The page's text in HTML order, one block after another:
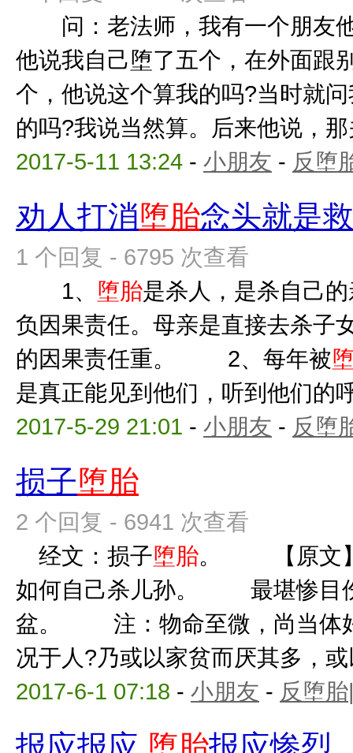
问：老法师，我有一个朋友
他说我自己堕了五个，在外面跟
个，他说这个算我的吗?当时就
的吗?我说当然算。后来他说，
2017-5-11 13:24 - 小朋友 - 反堕
劝人打消堕胎念头就是
1 个回复 - 6795 次查看
1、 堕胎是杀人，是杀自己
负因果责任。母亲是直接去杀子
的因果责任重。 2、每年被
是真正能见到他们，听到他们的
2017-5-29 21:01 - 小朋友 - 反堕
损子堕胎
2 个回复 - 6941 次查看
经文：损子堕胎。 【原文
如何自己杀儿孙。 最堪惨目
盆。 注：物命至微，尚当体
况于人?乃或以家贫而厌其多，
2017-6-1 07:18 - 小朋友 - 反堕